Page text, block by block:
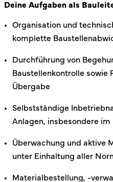
Deine Aufgaben als
Organisation und
komplette
Durchführung von
Baustellenkontrolle sowie
Übergabe
Selbstständige
Anlagen, insbesondere im
Überwachung und aktive
unter Einhaltung aller
Materialbestellung, -